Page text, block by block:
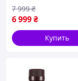
6 999₴
7 999 ₴
Купить